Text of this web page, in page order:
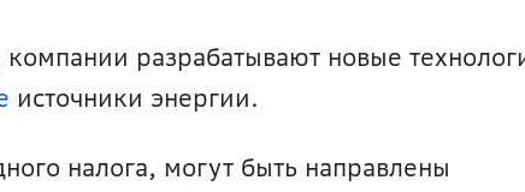
разрабатывают новые
источники энергии.
налога, могут быть направлены